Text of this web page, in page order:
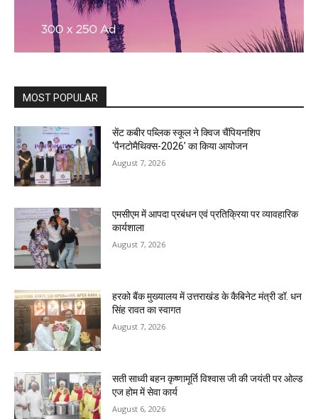
MOST POPULAR
सेंट कबीर पब्लिक स्कूल ने क्विज चैंपियनशिप
‘पैनटोमैथिक्स-2026’ का किया आयोजन
August 7, 2026
एमसीएम में आपदा प्रबंधन एवं प्रतिक्रिया पर व्यावहारिक
कार्यशाला
August 7, 2026
हरको बैंक मुख्यालय में उत्तराखंड के कैबिनेट मंत्री डॉ. धन
सिंह रावत का स्वागत
August 7, 2026
सती साध्वी बहन कृष्णामूर्ति विश्वास जी की जयंती पर ओल्ड
एज होम में सेवा कार्य
August 6, 2026